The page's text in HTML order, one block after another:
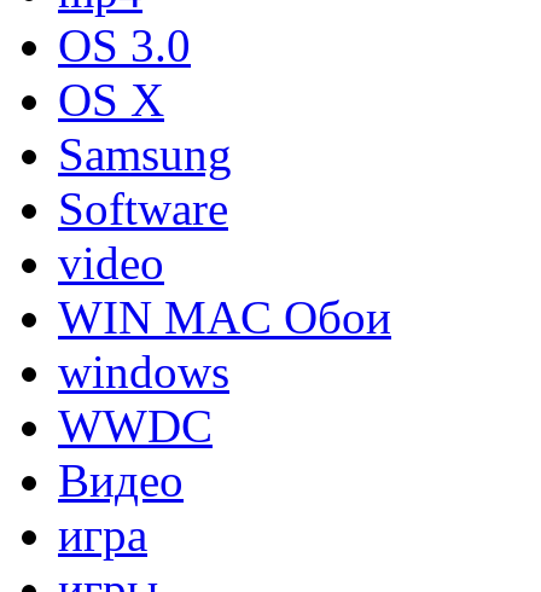
OS 3.0
OS X
Samsung
Software
video
WIN MAC Обои
windows
WWDC
Видео
игра